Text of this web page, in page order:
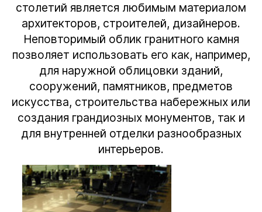
столетий является любимым материалом
архитекторов, строителей, дизайнеров.
Неповторимый облик гранитного камня
позволяет использовать его как, например,
для наружной облицовки зданий,
сооружений, памятников, предметов
искусства, строительства набережных или
создания грандиозных монументов, так и
для внутренней отделки разнообразных
интерьеров.